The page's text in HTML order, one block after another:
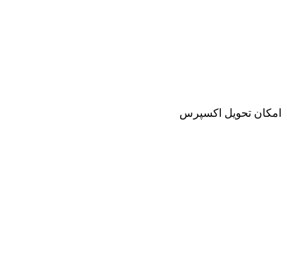
امکان تحویل اکسپرس